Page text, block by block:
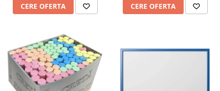
CERE OFERTA CERE OFERTA